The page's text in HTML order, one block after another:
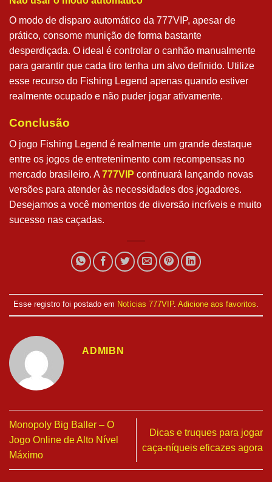
O modo de disparo automático da 777VIP, apesar de
prático, consome munição de forma bastante
desperdiçada. O ideal é controlar o canhão manualmente
para garantir que cada tiro tenha um alvo definido. Utilize
esse recurso do Fishing Legend apenas quando estiver
realmente ocupado e não puder jogar ativamente.
Conclusão
O jogo Fishing Legend é realmente um grande destaque
entre os jogos de entretenimento com recompensas no
mercado brasileiro. A 777VIP continuará lançando novas
versões para atender às necessidades dos jogadores.
Desejamos a você momentos de diversão incríveis e muito
sucesso nas caçadas.
Esse registro foi postado em Notícias 777VIP. Adicione aos favoritos.
ADMIBN
Monopoly Big Baller – O
Jogo Online de Alto Nível
Máximo
Dicas e truques para jogar
caça-níqueis eficazes agora